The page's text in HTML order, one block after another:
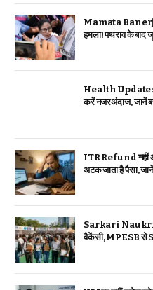
Mamata
हमला! पथराव के
Health Update:
करें नजरअंदाज, जानें
ITR Refund नहीं
अटक जाता है पैसा,
Sarkari Naukri
वैकेंसी, MPESB से